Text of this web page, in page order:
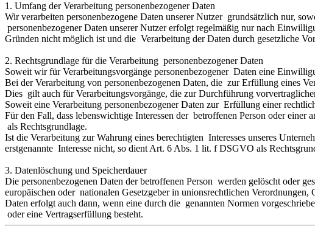
1. Umfang der Verarbeitung personenbezogener Daten
Wir verarbeiten personenbezogene Daten unserer Nutzer grundsätzlich nur,
personenbezogener Daten unserer Nutzer erfolgt regelmäßig nur nach
Gründen nicht möglich ist und die Verarbeitung der Daten durch gesetzliche
2. Rechtsgrundlage für die Verarbeitung personenbezogener Daten
Soweit wir für Verarbeitungsvorgänge personenbezogener Daten eine
Bei der Verarbeitung von personenbezogenen Daten, die zur Erfüllung eines
Dies gilt auch für Verarbeitungsvorgänge, die zur Durchführung
Soweit eine Verarbeitung personenbezogener Daten zur Erfüllung einer
Für den Fall, dass lebenswichtige Interessen der betroffenen Person oder
als Rechtsgrundlage.
Ist die Verarbeitung zur Wahrung eines berechtigten Interesses unseres
erstgenannte Interesse nicht, so dient Art. 6 Abs. 1 lit. f DSGVO als
3. Datenlöschung und Speicherdauer
Die personenbezogenen Daten der betroffenen Person werden gelöscht oder
europäischen oder nationalen Gesetzgeber in unionsrechtlichen
Daten erfolgt auch dann, wenn eine durch die genannten Normen
oder eine Vertragserfüllung besteht.